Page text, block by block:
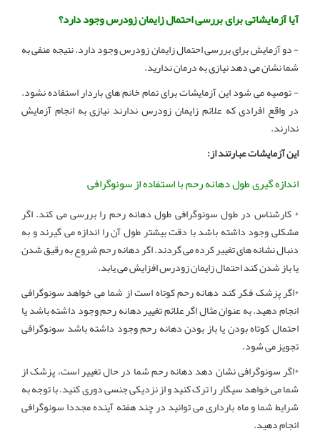
آیا آزمایشاتی برای بررسی احتمال زایمان زودرس وجود دارد؟
- دو آزمایش برای بررسی احتمال زایمان زودرس وجود دارد. نتیجه منفی به
شما نشان می دهد نیازی به درمان ندارید.
- توصیه می شود این آزمایشات برای تمام خانم های باردار استفاده نشود.
در واقع افرادی که علائم زایمان زودرس ندارند نیازی به انجام آزمایش
ندارند.
این آزمایشات عبارتند از:
اندازه گیری طول دهانه رحم با استفاده از سونوگرافی
* کارشناس در طول سونوگرافی طول دهانه رحم را بررسی می کند. اگر
مشکلی وجود داشته باشد با دقت بیشتر طول آن را اندازه می گیرند و به
دنبال نشانه های تغییر کرده می گردند. اگر دهانه رحم شروع به رقیق شدن
یا باز شدن کند احتمال زایمان زودرس افزایش می یابد.
*اگر پزشک فکر کند دهانه رحم کوتاه است از شما می خواهد سونوگرافی
انجام دهید. به عنوان مثال اگر علائم تغییر دهانه رحم وجود داشته باشد یا
احتمال کوتاه بودن یا باز بودن دهانه رحم وجود داشته باشد سونوگرافی
تجویز می شود.
*اگر سونوگرافی نشان دهد دهانه رحم شما در حال تغییر است، پزشک از
شما می خواهد سیگار را ترک کنید و از نزدیکی جنسی دوری کنید. با توجه به
شرایط شما و ماه بارداری می توانید در چند هفته آینده مجددا سونوگرافی
انجام دهید.